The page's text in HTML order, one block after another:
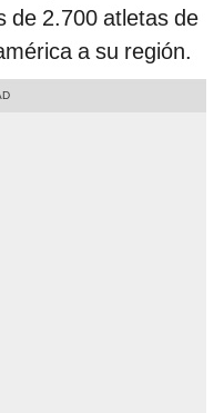
de 2.700 atletas de
a su región.